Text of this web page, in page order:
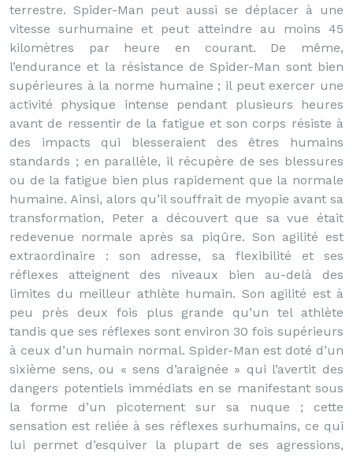
terrestre. Spider-Man peut aussi se déplacer à une
vitesse surhumaine et peut atteindre au moins 45
kilomètres par heure en courant. De même,
l’endurance et la résistance de Spider-Man sont bien
supérieures à la norme humaine ; il peut exercer une
activité physique intense pendant plusieurs heures
avant de ressentir de la fatigue et son corps résiste à
des impacts qui blesseraient des êtres humains
standards ; en parallèle, il récupère de ses blessures
ou de la fatigue bien plus rapidement que la normale
humaine. Ainsi, alors qu’il souffrait de myopie avant sa
transformation, Peter a découvert que sa vue était
redevenue normale après sa piqûre. Son agilité est
extraordinaire : son adresse, sa flexibilité et ses
réflexes atteignent des niveaux bien au-delà des
limites du meilleur athlète humain. Son agilité est à
peu près deux fois plus grande qu’un tel athlète
tandis que ses réflexes sont environ 30 fois supérieurs
à ceux d’un humain normal. Spider-Man est doté d’un
sixième sens, ou « sens d’araignée » qui l’avertit des
dangers potentiels immédiats en se manifestant sous
la forme d’un picotement sur sa nuque ; cette
sensation est reliée à ses réflexes surhumains, ce qui
lui permet d’esquiver la plupart de ses agressions,